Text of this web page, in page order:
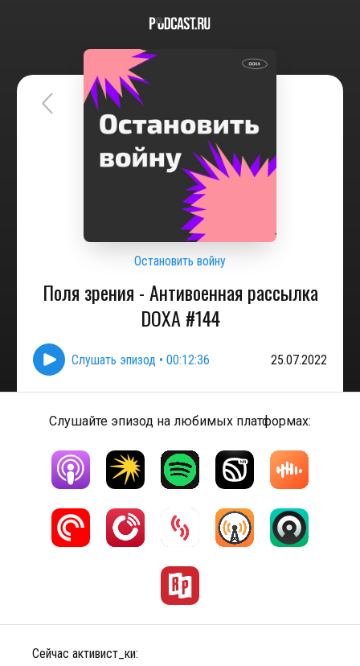
Остановить войну
Поля зрения - Антивоенная рассылка
DOXA #144
Слушать эпизод • 00:12:36 25.07.2022
Слушайте эпизод на любимых платформах:
Сейчас активист_ки: